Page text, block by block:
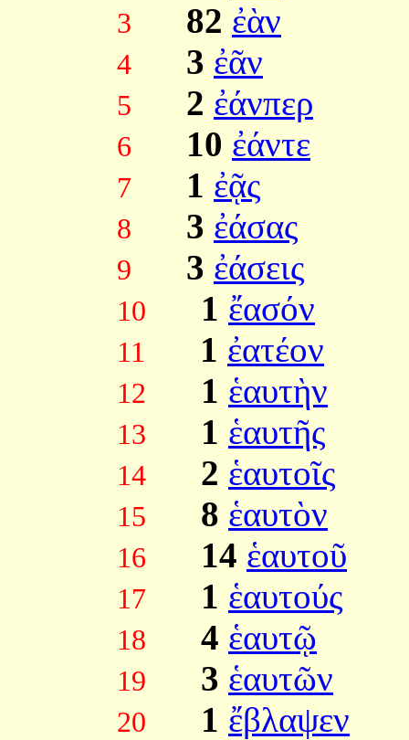
3 82 ἐὰν
4 3 ἐᾶν
5 2 ἐάνπερ
6 10 ἐάντε
7 1 ἐᾷς
8 3 ἐάσας
9 3 ἐάσεις
10 1 ἔασόν
11 1 ἐατέον
12 1 ἑαυτὴν
13 1 ἑαυτῆς
14 2 ἑαυτοῖς
15 8 ἑαυτὸν
16 14 ἑαυτοῦ
17 1 ἑαυτούς
18 4 ἑαυτῷ
19 3 ἑαυτῶν
20 1 ἔβλαψεν